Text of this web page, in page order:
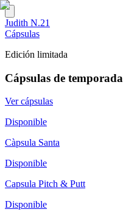
Judith N.21
Cápsulas
Edición limitada
Cápsulas de temporada
Ver cápsulas
Disponible
Càpsula Santa
Disponible
Capsula Pitch & Putt
Disponible